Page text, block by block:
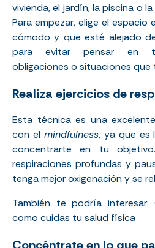
vivienda, el jardín, la piscina o
Para empezar, elige el espacio
cómodo y que esté alejado
para evitar pensar en
obligaciones o situaciones que
Realiza ejercicios de
Esta técnica es una
con el mindfulness, ya que es
concentrarte en tu
respiraciones profundas y
tenga mejor oxigenación y se
También te podría interesar:
como cuidas tu salud física
Concéntrate en lo que